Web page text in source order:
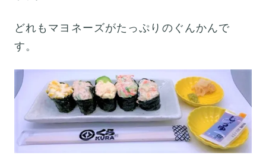
どれもマヨネーズがたっぷりのぐんかんで
す。